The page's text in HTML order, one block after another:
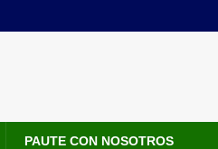
PAUTE CON NOSOTROS